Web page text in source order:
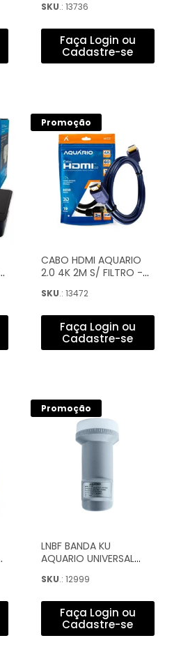
1000
SKU.: 13736
Faça Login ou
Cadastre-se
Promoção
CABO HDMI AQUARIO
2.0 4K 2M S/ FILTRO -
SKU.: 13472
Faça Login ou
Cadastre-se
Promoção
LNBF BANDA KU
AQUARIO UNIVERSAL
- FR
SKU.: 12999
Faça Login ou
Cadastre-se